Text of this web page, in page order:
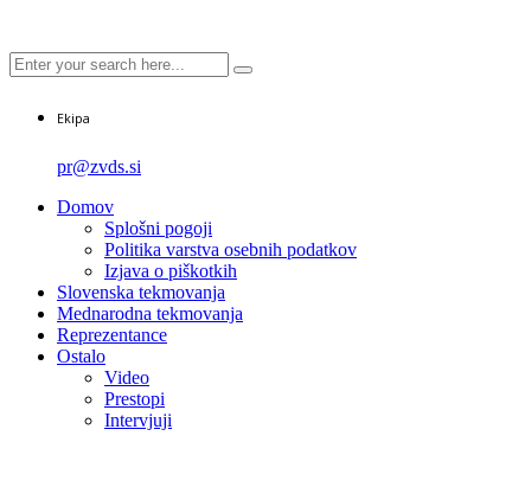
Ekipa
pr@zvds.si
Domov
Splošni pogoji
Politika varstva osebnih podatkov
Izjava o piškotkih
Slovenska tekmovanja
Mednarodna tekmovanja
Reprezentance
Ostalo
Video
Prestopi
Intervjuji